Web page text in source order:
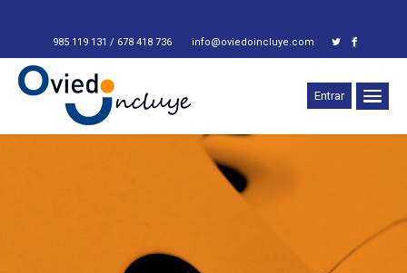
985 119 131 / 678 418 736 info@oviedoincluye.com
Entrar